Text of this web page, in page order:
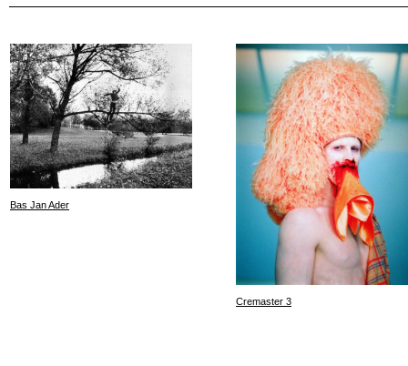
Bas Jan Ader
Cremaster 3